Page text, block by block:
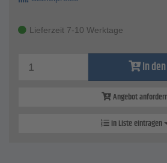
Lieferzeit 7-10 Werktage
In
Angebot
In Liste eintragen